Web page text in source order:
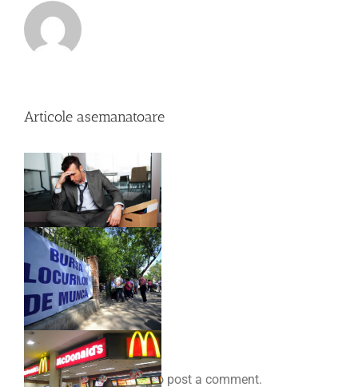
Articole asemanatoare
Comenteaza
You must belogged into post a comment.